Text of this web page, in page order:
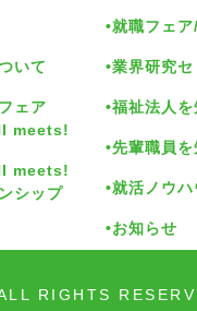
いて
ェア
meets!
meets!
シップ
就職フェ
業界研究
福祉法人を
先輩職員を
就活ノウハ
お知らせ
RIGHTS